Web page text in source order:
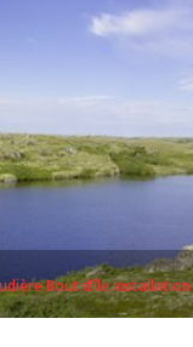
Bout d’île